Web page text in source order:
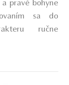
pravé bohyne
sa do
ručne